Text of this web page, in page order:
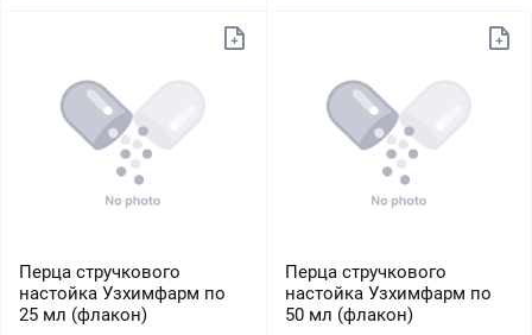
Перца стручкового
настойка Узхимфарм по
25 мл (флакон)
Перца стручкового
настойка Узхимфарм по
50 мл (флакон)